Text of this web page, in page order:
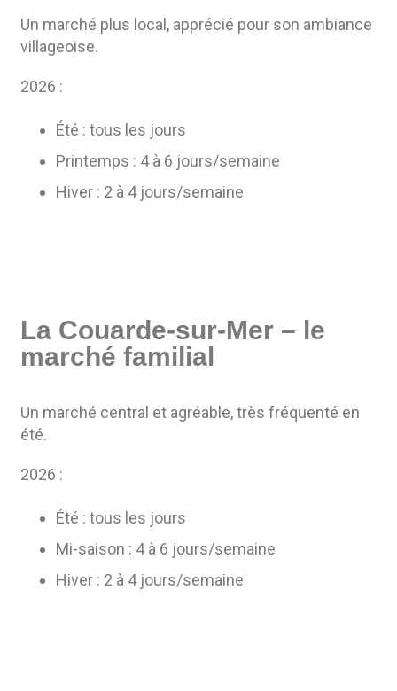
Un marché plus local, apprécié pour son ambiance
villageoise.
2026 :
Été : tous les jours
Printemps : 4 à 6 jours/semaine
Hiver : 2 à 4 jours/semaine
La Couarde-sur-Mer – le
marché familial
Un marché central et agréable, très fréquenté en
été.
2026 :
Été : tous les jours
Mi-saison : 4 à 6 jours/semaine
Hiver : 2 à 4 jours/semaine